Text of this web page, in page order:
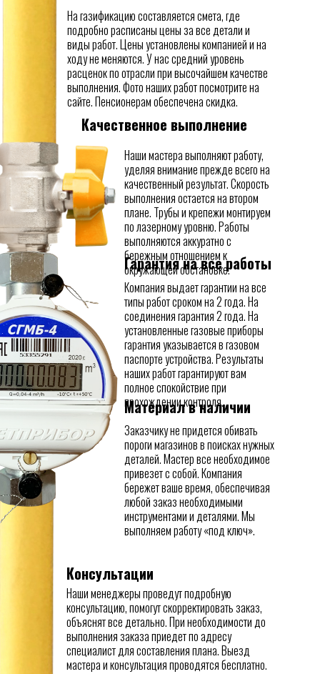
Гарантия на все работы
Качественное выполнение
Консультации
Материал в наличии
На газификацию составляется смета, где
подробно расписаны цены за все детали и
виды работ. Цены установлены компанией и на
ходу не меняются. У нас средний уровень
расценок по отрасли при высочайшем качестве
выполнения. Фото наших работ посмотрите на
сайте. Пенсионерам обеспечена скидка.
Компания выдает гарантии на все
типы работ сроком на 2 года. На
соединения гарантия 2 года. На
установленные газовые приборы
гарантия указывается в газовом
паспорте устройства. Результаты
наших работ гарантируют вам
полное спокойствие при
прохождении контроля.
Заказчику не придется обивать
пороги магазинов в поисках нужных
деталей. Мастер все необходимое
привезет с собой. Компания
бережет ваше время, обеспечивая
любой заказ необходимыми
инструментами и деталями. Мы
выполняем работу «под ключ».
Наши менеджеры проведут подробную
консультацию, помогут скорректировать заказ,
объяснят все детально. При необходимости до
выполнения заказа приедет по адресу
специалист для составления плана. Выезд
мастера и консультация проводятся бесплатно.
Наши мастера выполняют работу,
уделяя внимание прежде всего на
качественный результат. Скорость
выполнения остается на втором
плане. Трубы и крепежи монтируем
по лазерному уровню. Работы
выполняются аккуратно с
бережным отношением к
окружающей обстановке.